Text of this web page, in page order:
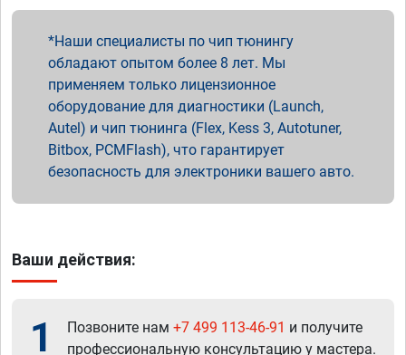
Наши специалисты по чип тюнингу
обладают опытом более 8 лет. Мы
применяем только лицензионное
оборудование для диагностики (Launch,
Autel) и чип тюнинга (Flex, Kess 3, Autotuner,
Bitbox, PCMFlash), что гарантирует
безопасность для электроники вашего авто.
Ваши действия:
1 Позвоните нам +7 499 113-46-91 и получите
профессиональную консультацию у мастера.